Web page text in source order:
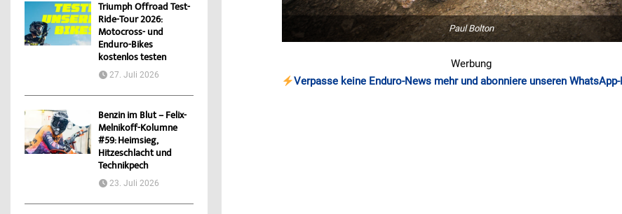
Paul Bolton
Werbung
Verpasse keine Enduro-News mehr und abonniere unseren WhatsApp-
Triumph Offroad Test-
Ride-Tour 2026:
Motocross- und
Enduro-Bikes
kostenlos testen
27. Juli 2026
Benzin im Blut – Felix-
Melnikoff-Kolumne
#59: Heimsieg,
Hitzeschlacht und
Technikpech
23. Juli 2026